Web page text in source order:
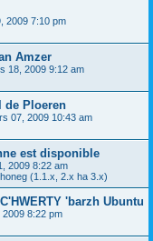
2009 7:10 pm
Amzer
18, 2009 9:12 am
de Ploeren
07, 2009 10:43 am
est disponible
2009 8:22 am
(1.1.x, 2.x ha 3.x)
'barzh Ubuntu
2009 8:22 pm